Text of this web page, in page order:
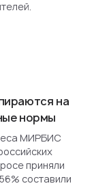
на
нормы
МИРБИС
приняли
составили